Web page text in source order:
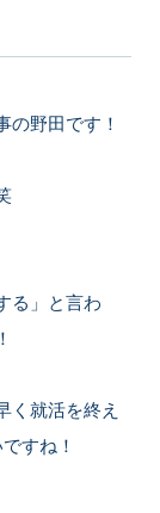
の野田です！
る」と言わ
く就活を終え
すね！